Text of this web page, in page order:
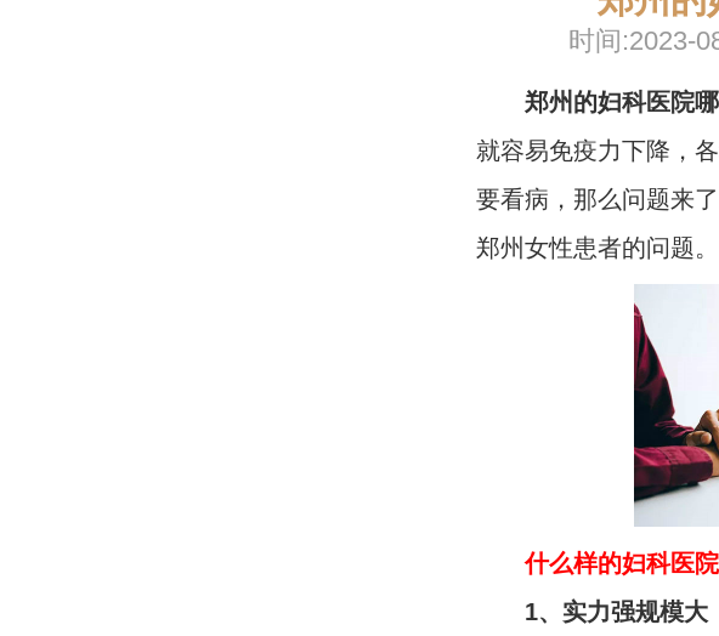
时间:2023-
郑州的妇科医院
就容易免疫力下降，
要看病，那么问题来
郑州女性患者的问题。
什么样的妇科医
1、实力强规模大